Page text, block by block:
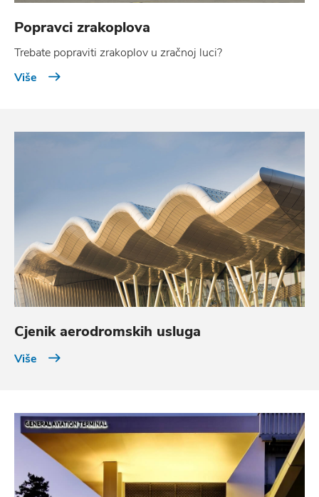
Popravci zrakoplova
Trebate popraviti zrakoplov u zračnoj luci?
Više
Cjenik aerodromskih usluga
Više